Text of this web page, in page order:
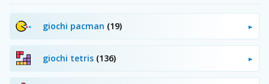
giochi pacman (19)
giochi tetris (136)